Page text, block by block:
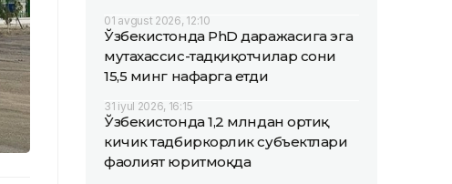
01 avgust 2026, 12:10
Ўзбекистонда PhD даражасига эга
мутахассис-тадқиқотчилар сони
15,5 минг нафарга етди
31 iyul 2026, 16:15
Ўзбекистонда 1,2 млндан ортиқ
кичик тадбиркорлик субъектлари
фаолият юритмоқда